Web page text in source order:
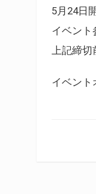
5月24日
イベント
上記締
イベント